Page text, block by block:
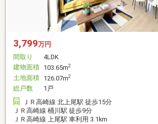
3,799万円
間取り
4LDK
建物面積 103.65m2
土地面積 126.07m2
総戸数
1戸
ＪＲ高崎線 北上尾駅 徒歩15分
ＪＲ高崎線 桶川駅 徒歩9分
ＪＲ高崎線 上尾駅 車利用 3.1km